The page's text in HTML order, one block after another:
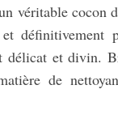
véritable
définitivement
délicat et divin.
de